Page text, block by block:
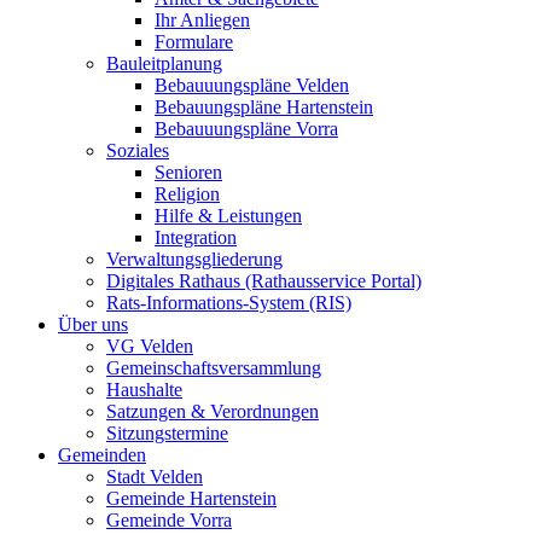
Ihr Anliegen
Formulare
Bauleitplanung
Bebauuungspläne Velden
Bebauungspläne Hartenstein
Bebauuungspläne Vorra
Soziales
Senioren
Religion
Hilfe & Leistungen
Integration
Verwaltungsgliederung
Digitales Rathaus (Rathausservice Portal)
Rats-Informations-System (RIS)
Über uns
VG Velden
Gemeinschaftsversammlung
Haushalte
Satzungen & Verordnungen
Sitzungstermine
Gemeinden
Stadt Velden
Gemeinde Hartenstein
Gemeinde Vorra